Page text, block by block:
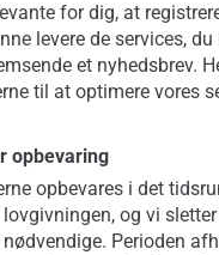
for dig, at
levere de services,
et nyhedsbrev.
til at optimere vores
opbevaring
opbevares i det
og vi
nødvendige. Perioden